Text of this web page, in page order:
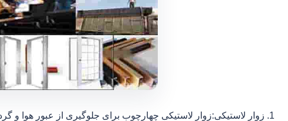
زوار لاستیکی:زوار لاستیکی چهارچوب برای جلوگیری از عبور هوا و